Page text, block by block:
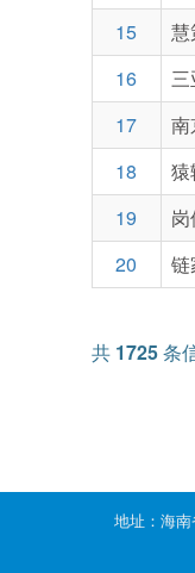
15
慧
16
三
17
南
18
猿
19
20
链
共 1725条
地址：海